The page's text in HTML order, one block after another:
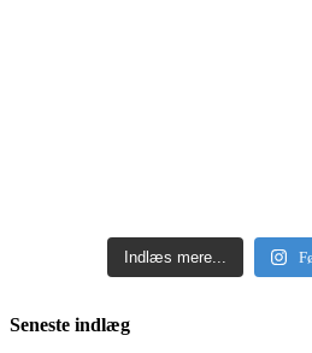
Indlæs mere...
Seneste indlæg